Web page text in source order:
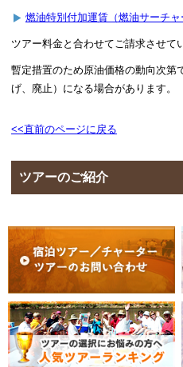
燃油特別付加運賃（燃油サーチ
ツアー料金と合わせてご請求させて
暫定措置のため原油価格の動向次第
げ、廃止）になる場合があります。
<<直前のページに戻る
ツアーのご紹介